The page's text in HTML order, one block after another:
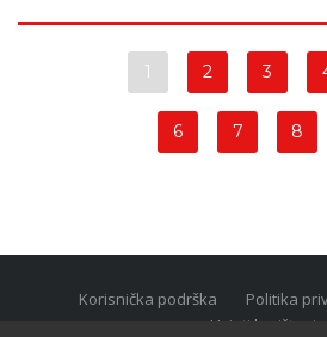
1 2 3
6 7 8
Korisnička podrška Politika
Uvjeti korištenja